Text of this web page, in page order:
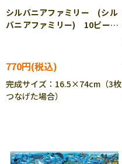
シルバニアファミリー (シル
バニアファミリー) 10ピー
770円
完成サイズ：16.5×74cm（3枚
つなげた場合）